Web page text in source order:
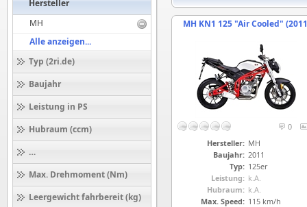
Hersteller
MH
Alle anzeigen...
Typ (2ri.de)
Baujahr
Leistung in PS
Hubraum (ccm)
Höchstgeschwindigkeit (km/h)
Max. Drehmoment (Nm)
Leergewicht fahrbereit (kg)
MH KN1 125 "Air Cooled"
0
Hersteller: MH
Baujahr: 2011
Typ: 125er
Leistung: k.A.
Hubraum: k.A.
Max. Speed: 115 km/h